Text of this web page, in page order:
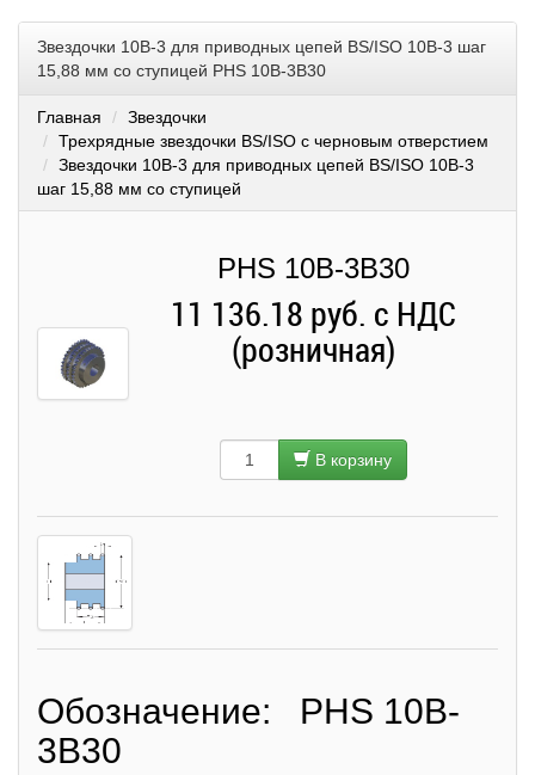
Звездочки 10B-3 для приводных цепей BS/ISO 10B-3 шаг
15,88 мм со ступицей PHS 10B-3B30
Главная
Звездочки
Трехрядные звездочки BS/ISO с черновым отверстием
Звездочки 10B-3 для приводных цепей BS/ISO 10B-3
шаг 15,88 мм со ступицей
PHS 10B-3B30
11 136.18 руб. с НДС
(розничная)
В корзину
Обозначение: PHS 10B-
3B30